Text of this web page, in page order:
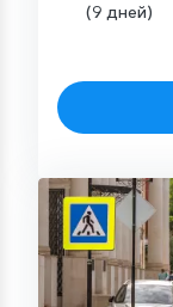
(9 дней)